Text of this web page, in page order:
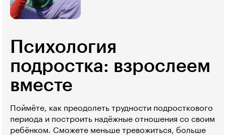
Психология
подростка: взрослеем
вместе
Поймёте, как преодолеть трудности подросткового
периода и построить надёжные отношения со своим
ребёнком. Сможете меньше тревожиться, больше